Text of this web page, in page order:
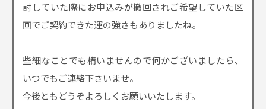
討していた際にお申込みが撤回されご希望していた区
画でご契約できた運の強さもありましたね。
些細なことでも構いませんので何かございましたら、
いつでもご連絡下さいませ。
今後ともどうぞよろしくお願いいたします。